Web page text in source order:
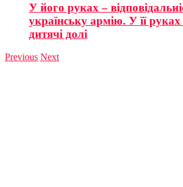
У його руках –
українську армію. У її
дитячі долі
Previous Next